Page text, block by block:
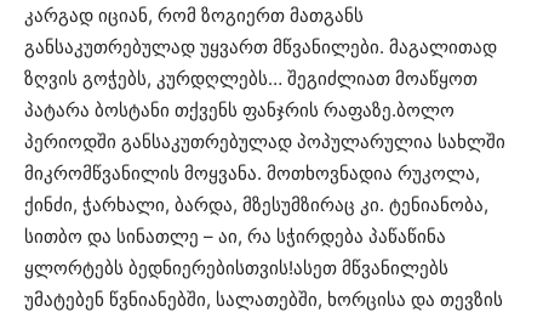
კარგად იციან, რომ ზოგიერთ მათგანს
განსაკუთრებულად უყვართ მწვანილები. მაგალითად
ზღვის გოჭებს, კურდღლებს… შეგიძლიათ მოაწყოთ
პატარა ბოსტანი თქვენს ფანჯრის რაფაზე.ბოლო
პერიოდში განსაკუთრებულად პოპულარულია სახლში
მიკრომწვანილის მოყვანა. მოთხოვნადია რუკოლა,
ქინძი, ჭარხალი, ბარდა, მზესუმზირაც კი. ტენიანობა,
სითბო და სინათლე – აი, რა სჭირდება პაწაწინა
ყლორტებს ბედნიერებისთვის!ასეთ მწვანილებს
უმატებენ წვნიანებში, სალათებში, ხორცისა და თევზის